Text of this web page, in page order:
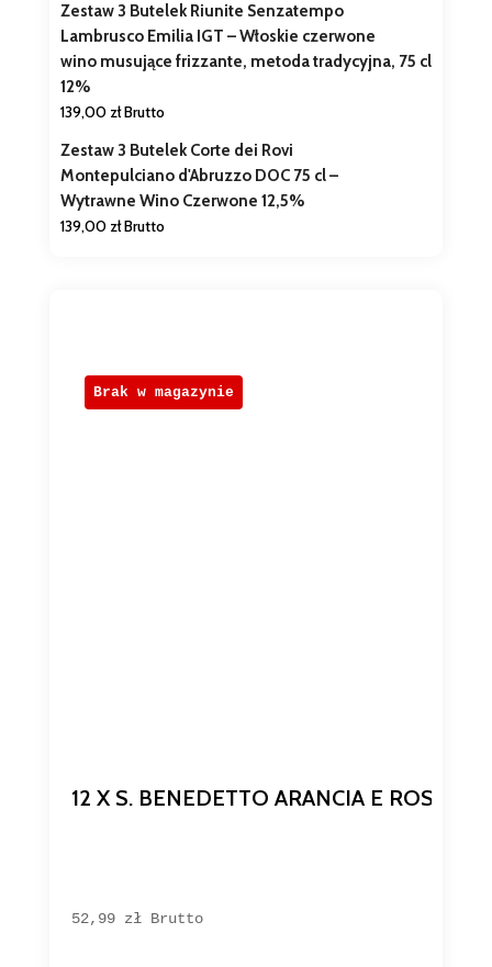
Zestaw 3 Butelek Riunite Senzatempo
Lambrusco Emilia IGT – Włoskie czerwone
wino musujące frizzante, metoda tradycyjna, 75 cl
12%
139,00 złBrutto
Zestaw 3 Butelek Corte dei Rovi
Montepulciano d'Abruzzo DOC 75 cl –
Wytrawne Wino Czerwone 12,5%
139,00 złBrutto
12 X S. BENEDETTO ARANCIA E ROSSA
52,99 zł Brutto
Brak w magazynie